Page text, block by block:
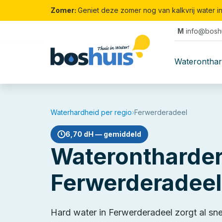
Zomer: Geniet deze zomer nog van kalkvrij water
M
Waterhardheid per regio›Ferwerderadeel
6,70 dH — gemiddeld
Ferwerderadeel
Hard water in Ferwerderadeel zorgt al